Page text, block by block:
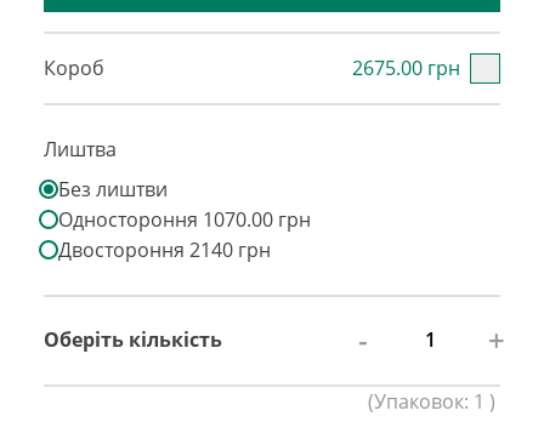
Короб 2675.00 грн
Лиштва
Без лиштви
Одностороння 1070.00 грн
Двостороння 2140 грн
Оберіть кількість - +
(Упаковок: 1 )